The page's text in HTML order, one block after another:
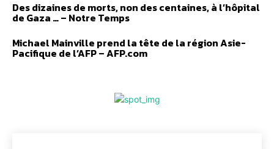
Des dizaines de morts, non des centaines, à l’hôpital
de Gaza … – Notre Temps
Michael Mainville prend la tête de la région Asie-
Pacifique de l’AFP – AFP.com